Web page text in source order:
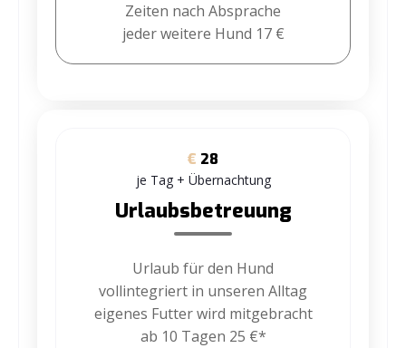
Zeiten nach Absprache
jeder weitere Hund 17 €
€ 28
je Tag + Übernachtung
Urlaubsbetreuung
Urlaub für den Hund
vollintegriert in unseren Alltag
eigenes Futter wird mitgebracht
ab 10 Tagen 25 €*